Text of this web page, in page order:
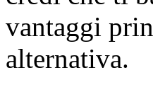
vantaggi
alternativa.